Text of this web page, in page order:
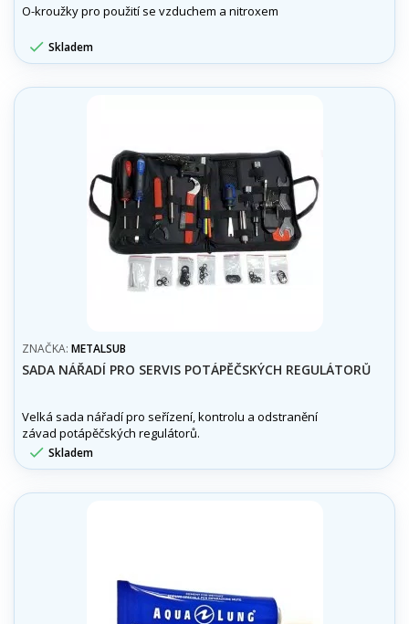
O-kroužky pro použití se vzduchem a nitroxem
 Skladem
ZNAČKA: METALSUB
SADA NÁŘADÍ PRO SERVIS POTÁPĚČSKÝCH REGULÁTORŮ
Velká sada nářadí pro seřízení, kontrolu a odstranění
závad potápěčských regulátorů.
 Skladem